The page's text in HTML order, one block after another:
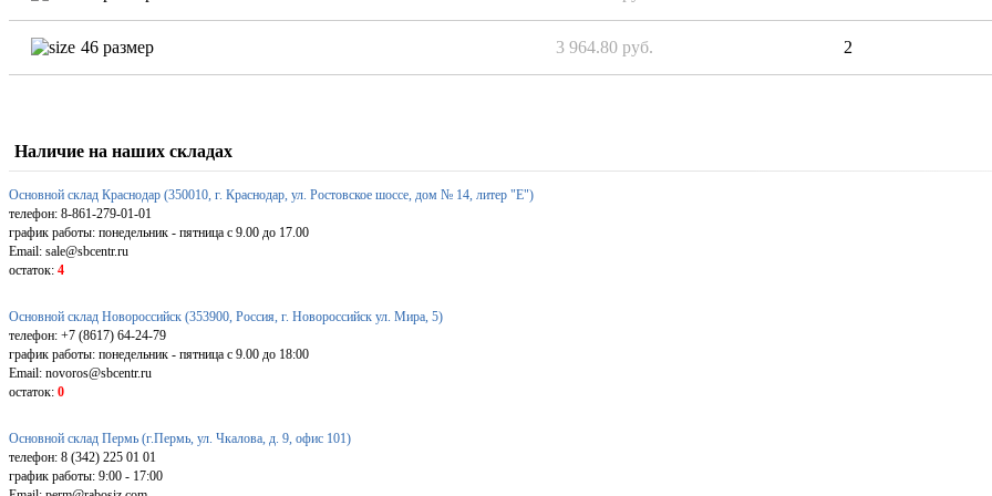
46 размер 3 964.80 руб. 2
Наличие на наших складах
Основной склад Краснодар (350010, г. Краснодар, ул. Ростовское шоссе, дом № 14, литер "Е")
телефон: 8-861-279-01-01
график работы: понедельник - пятница с 9.00 до 17.00
Email: sale@sbcentr.ru
остаток: 4
Основной склад Новороссийск (353900, Россия, г. Новороссийск ул. Мира, 5)
телефон: +7 (8617) 64-24-79
график работы: понедельник - пятница с 9.00 до 18:00
Email: novoros@sbcentr.ru
остаток: 0
Основной склад Пермь (г.Пермь, ул. Чкалова, д. 9, офис 101)
телефон: 8 (342) 225 01 01
график работы: 9:00 - 17:00